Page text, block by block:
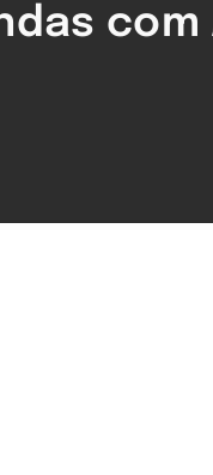
com